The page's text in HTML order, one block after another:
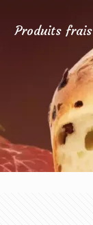
Produits frais